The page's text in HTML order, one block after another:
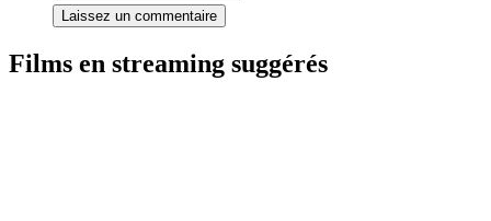
Laissez un commentaire
Films en streaming suggérés